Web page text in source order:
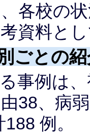
各校の
資料と
ごとの
事例は、
38、病
例。